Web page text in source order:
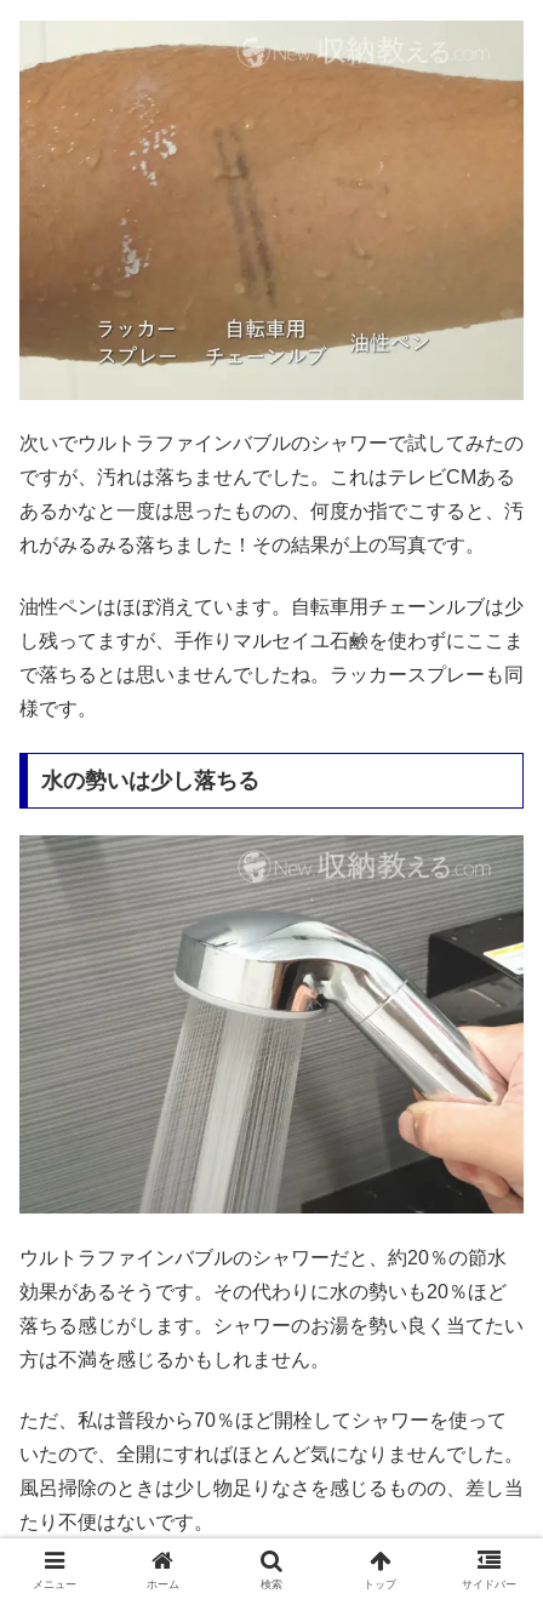
次いでウルトラファインバブルのシャワーで試してみたの
ですが、汚れは落ちませんでした。これはテレビCMある
あるかなと一度は思ったものの、何度か指でこすると、汚
れがみるみる落ちました！その結果が上の写真です。
油性ペンはほぼ消えています。自転車用チェーンルブは少
し残ってますが、手作りマルセイユ石鹸を使わずにここま
で落ちるとは思いませんでしたね。ラッカースプレーも同
様です。
水の勢いは少し落ちる
ウルトラファインバブルのシャワーだと、約20％の節水
効果があるそうです。その代わりに水の勢いも20％ほど
落ちる感じがします。シャワーのお湯を勢い良く当てたい
方は不満を感じるかもしれません。
ただ、私は普段から70％ほど開栓してシャワーを使って
いたので、全開にすればほとんど気になりませんでした。
風呂掃除のときは少し物足りなさを感じるものの、差し当
たり不便はないです。
メニュー ホーム 検索 トップ サイドバー